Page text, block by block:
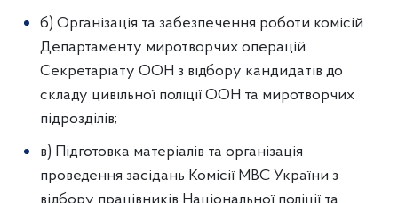
б) Організація та забезпечення роботи комісій
Департаменту миротворчих операцій
Секретаріату ООН з відбору кандидатів до
складу цивільної поліції ООН та миротворчих
підрозділів;
в) Підготовка матеріалів та організація
проведення засідань Комісії МВС України з